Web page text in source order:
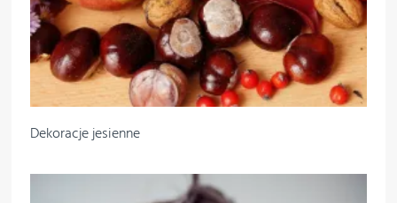
Dekoracje jesienne